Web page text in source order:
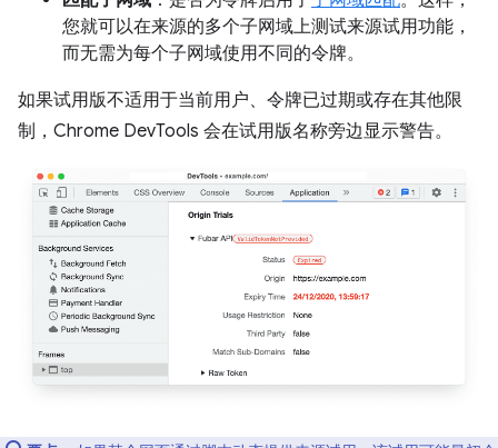
您就可以在来源的多个子网域上测试来源试用功能，
而无需为每个子网域使用不同的令牌。
如果试用版不适用于当前用户、令牌已过期或存在其他限
制，Chrome DevTools 会在试用版名称旁边显示警告。